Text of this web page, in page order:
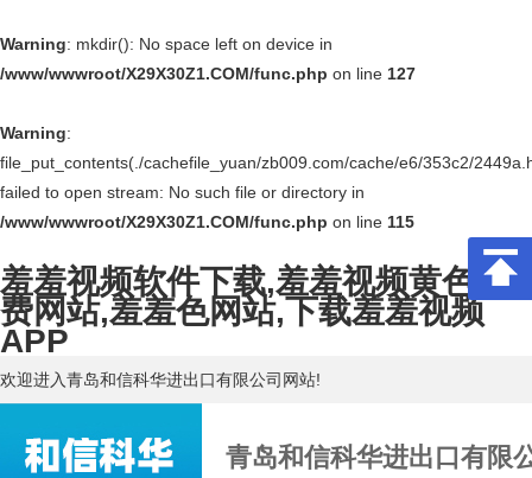
Warning: mkdir(): No space left on device in
/www/wwwroot/X29X30Z1.COM/func.php on line 127
Warning:
file_put_contents(./cachefile_yuan/zb009.com/cache/e6/353c2/
failed to open stream: No such file or directory in
/www/wwwroot/X29X30Z1.COM/func.php on line 115
羞羞视频软件下载,羞羞视频黄色免
费网站,羞羞色网站,下载羞羞视频
APP
欢迎进入青岛和信科华进出口有限公司网站!
青岛和信科华进出口有限